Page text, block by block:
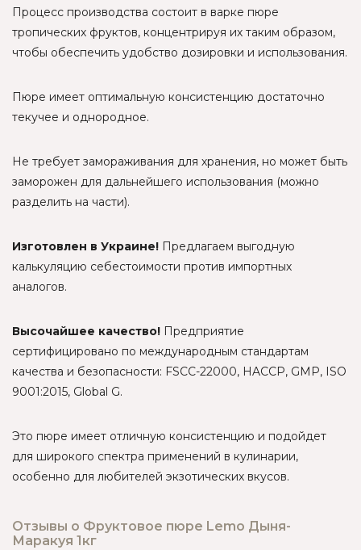
Процесс производства состоит в варке пюре
тропических фруктов, концентрируя их таким образом,
чтобы обеспечить удобство дозировки и использования.
Пюре имеет оптимальную консистенцию достаточно
текучее и однородное.
Не требует замораживания для хранения, но может быть
заморожен для дальнейшего использования (можно
разделить на части).
Изготовлен в Украине! Предлагаем выгодную
калькуляцию себестоимости против импортных
аналогов.
Высочайшее качество! Предприятие
сертифицировано по международным стандартам
качества и безопасности: FSCC-22000, HACCP, GMP, ISO
9001:2015, Global G.
Это пюре имеет отличную консистенцию и подойдет
для широкого спектра применений в кулинарии,
особенно для любителей экзотических вкусов.
Отзывы о Фруктовое пюре Lemo Дыня-
Маракуя 1кг